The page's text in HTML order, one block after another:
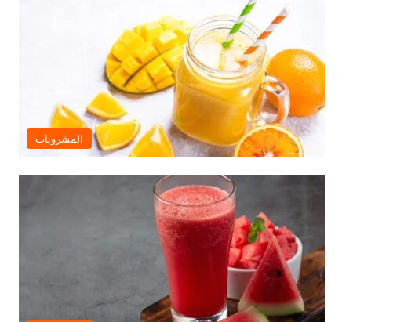
المشروبات